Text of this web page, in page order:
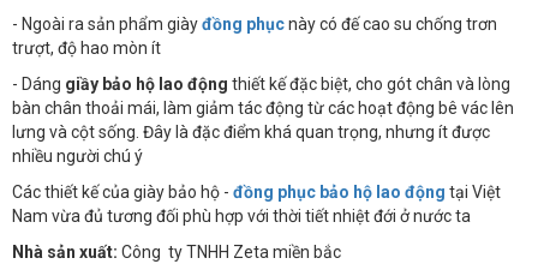
- Ngoài ra sản phẩm giàyđồng phụcnày có đế cao su chống trơn
trượt, độ hao mòn ít
- Dáng giầy bảo hộ lao động thiết kế đặc biệt, cho gót chân và lòng
bàn chân thoải mái, làm giảm tác động từ các hoạt động bê vác lên
lưng và cột sống. Đây là đặc điểm khá quan trọng, nhưng ít được
nhiều người chú ý
Các thiết kế của giày bảo hộ - đồng phục bảo hộ lao động tại Việt
Nam vừa đủ tương đối phù hợp với thời tiết nhiệt đới ở nước ta
Nhà sản xuất: Công ty TNHH Zeta miền bắc